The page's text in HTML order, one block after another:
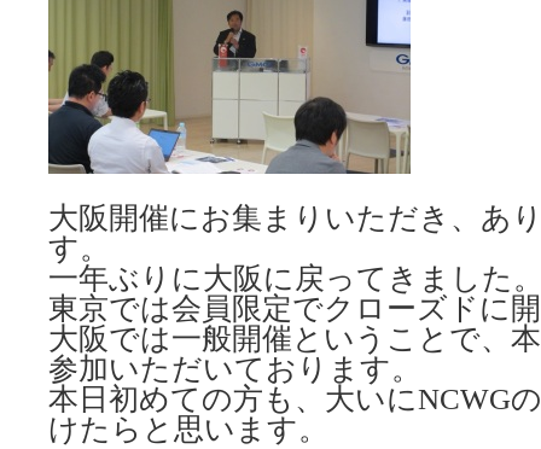
大阪開催にお集まりいただき、あ
す。
一年ぶりに大阪に戻ってきました
東京では会員限定でクローズドに
大阪では一般開催ということで、
参加いただいております。
本日初めての方も、大いにNCWG
けたらと思います。